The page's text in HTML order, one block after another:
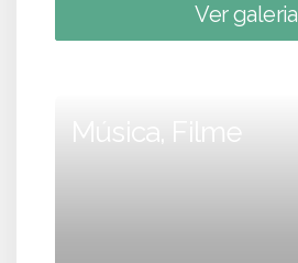
Ver galeria
Música, Filme